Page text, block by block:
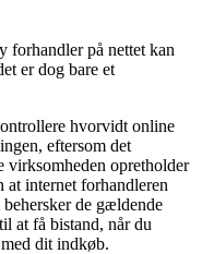
forhandler på nettet kan
er dog bare et
hvorvidt online
eftersom det
opretholder
internet forhandleren
de gældende
at få bistand, når du
dit indkøb.